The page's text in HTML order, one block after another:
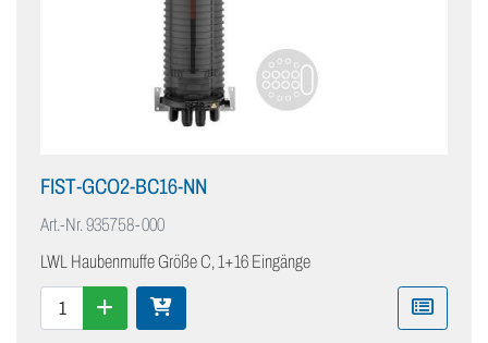
FIST-GCO2-BC16-NN
Art.-Nr.935758-000
LWL Haubenmuffe Größe C, 1+16 Eingänge